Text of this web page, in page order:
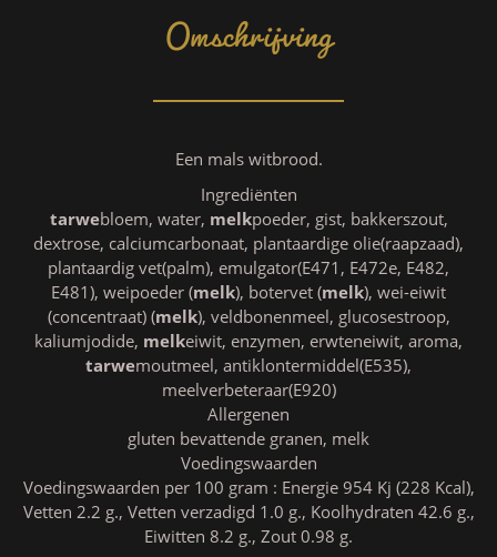
Een mals witbrood.
Ingrediënten
tarwebloem, water, melkpoeder, gist, bakkerszout,
dextrose, calciumcarbonaat, plantaardige olie(raapzaad),
plantaardig vet(palm), emulgator(E471, E472e, E482,
E481), weipoeder (melk), botervet (melk), wei-eiwit
(concentraat) (melk), veldbonenmeel, glucosestroop,
kaliumjodide, melkeiwit, enzymen, erwteneiwit, aroma,
tarwemoutmeel, antiklontermiddel(E535),
meelverbeteraar(E920)
Allergenen
gluten bevattende granen, melk
Voedingswaarden
Voedingswaarden per 100 gram : Energie 954 Kj (228 Kcal),
Vetten 2.2 g., Vetten verzadigd 1.0 g., Koolhydraten 42.6 g.,
Eiwitten 8.2 g., Zout 0.98 g.